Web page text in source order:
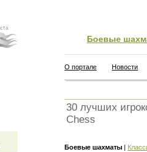
Боевые
О портале Новости
30 лучших
Chess
Боевые шахматы |